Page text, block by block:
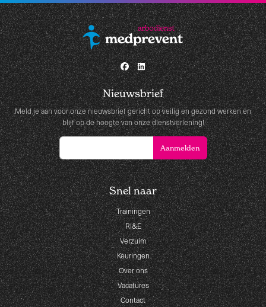
Nieuwsbrief
Meld je aan voor onze nieuwsbrief gericht op veilig en gezond werken en
blijf op de hoogte van onze dienstverlening!
Snel naar
Trainingen
RI&E
Verzuim
Keuringen
Over ons
Vacatures
Contact